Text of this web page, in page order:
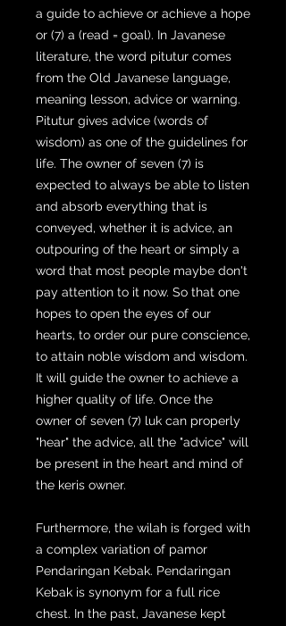
a guide to achieve or achieve a hope
or (7) a (read = goal). In Javanese
literature, the word pitutur comes
from the Old Javanese language,
meaning lesson, advice or warning.
Pitutur gives advice (words of
wisdom) as one of the guidelines for
life. The owner of seven (7) is
expected to always be able to listen
and absorb everything that is
conveyed, whether it is advice, an
outpouring of the heart or simply a
word that most people maybe don't
pay attention to it now. So that one
hopes to open the eyes of our
hearts, to order our pure conscience,
to attain noble wisdom and wisdom.
It will guide the owner to achieve a
higher quality of life. Once the
owner of seven (7) luk can properly
"hear" the advice, all the "advice" will
be present in the heart and mind of
the keris owner.
Furthermore, the wilah is forged with
a complex variation of pamor
Pendaringan Kebak. Pendaringan
Kebak is synonym for a full rice
chest. In the past, Javanese kept